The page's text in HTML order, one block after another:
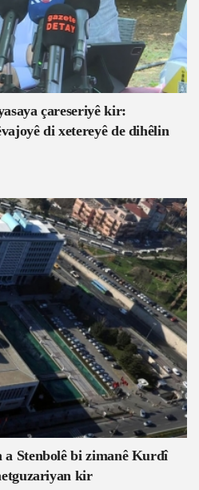
çareseriyê kir:
di xetereyê de dihêlin
Stenbolê bi zimanê Kurdî
kir